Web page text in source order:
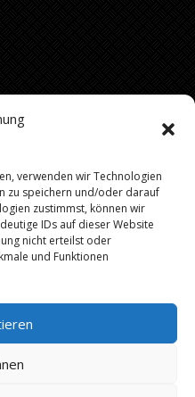
verwenden wir Technologien
zu speichern und/oder darauf
zustimmst, können wir
IDs auf dieser Website
nicht erteilst oder
und Funktionen
, trend-